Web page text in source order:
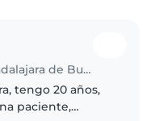
Niñera en Guadalajara de Buga
tengo 20 años,
paciente,